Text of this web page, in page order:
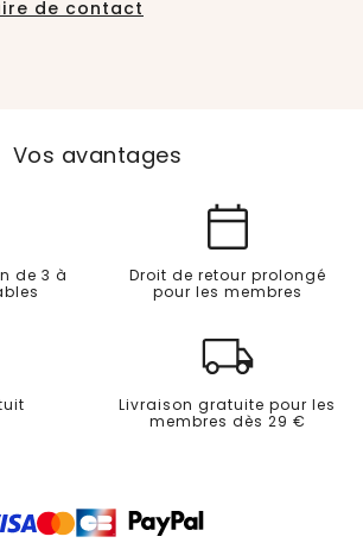
de contact
Vos avantages
de 3 à
Droit de retour prolongé
pour les membres
Livraison gratuite pour les
membres dès 29 €